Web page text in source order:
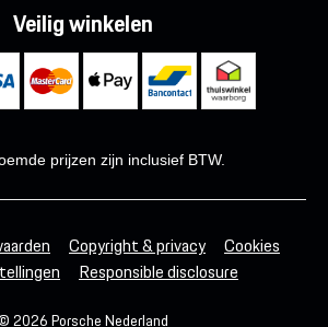
Veilig winkelen
prijzen zijn inclusief BTW.
Copyright & privacy
Cookies
Responsible disclosure
2026 Porsche Nederland